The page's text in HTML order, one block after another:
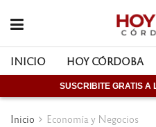
INICIO HOY CÓRDOBA
SUSCRIBITE GRATIS
Inicio Economía y Negocios